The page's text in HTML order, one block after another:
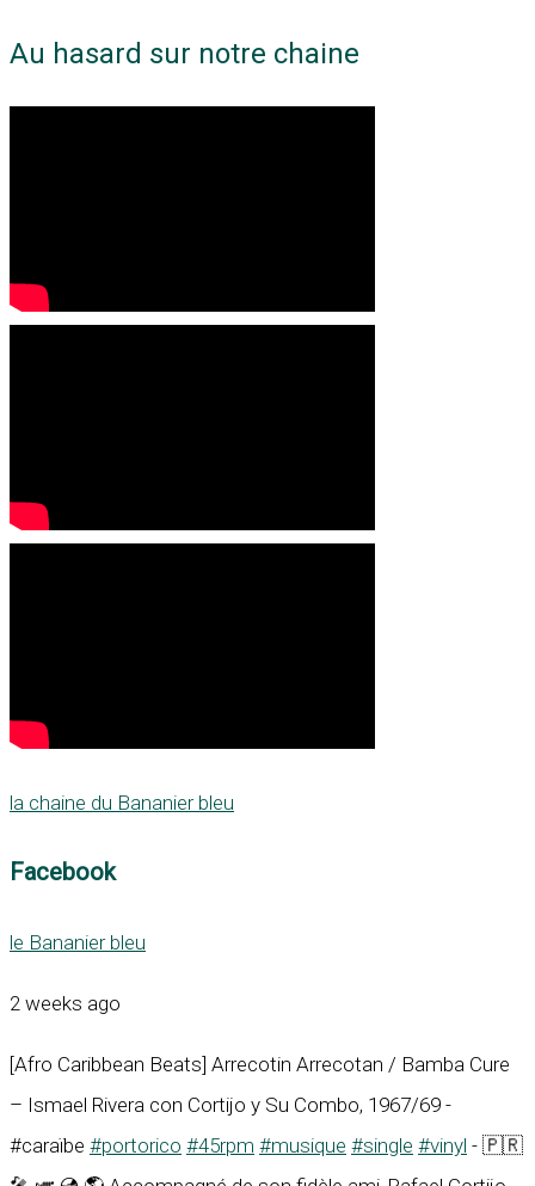
Au hasard sur notre chaine
la chaine du Bananier bleu
Facebook
le Bananier bleu
2 weeks ago
[Afro Caribbean Beats] Arrecotin Arrecotan / Bamba Cure
– Ismael Rivera con Cortijo y Su Combo, 1967/69 -
#caraïbe #portorico #45rpm #musique #single #vinyl - 🇵🇷